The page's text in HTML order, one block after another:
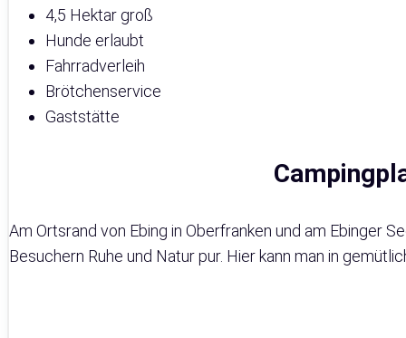
4,5 Hektar groß
Hunde erlaubt
Fahrradverleih
Brötchenservice
Gaststätte
Am Ortsrand von Ebing in Oberfranken und am Ebinger
Besuchern Ruhe und Natur pur. Hier kann man in